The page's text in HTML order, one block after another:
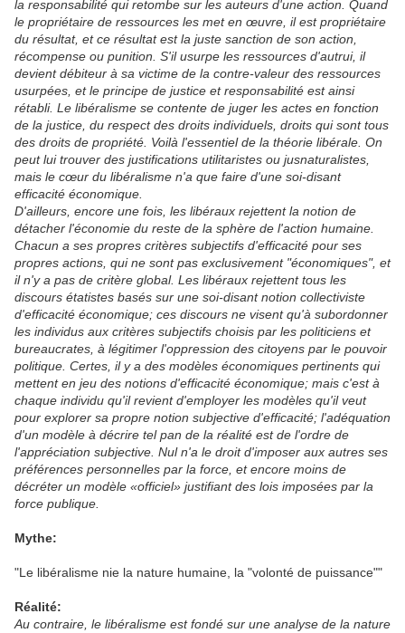
la responsabilité qui retombe sur les auteurs d'une action. Quand
le propriétaire de ressources les met en œuvre, il est propriétaire
du résultat, et ce résultat est la juste sanction de son action,
récompense ou punition. S'il usurpe les ressources d'autrui, il
devient débiteur à sa victime de la contre-valeur des ressources
usurpées, et le principe de justice et responsabilité est ainsi
rétabli. Le libéralisme se contente de juger les actes en fonction
de la justice, du respect des droits individuels, droits qui sont tous
des droits de propriété. Voilà l'essentiel de la théorie libérale. On
peut lui trouver des justifications utilitaristes ou jusnaturalistes,
mais le cœur du libéralisme n'a que faire d'une soi-disant
efficacité économique.
D'ailleurs, encore une fois, les libéraux rejettent la notion de
détacher l'économie du reste de la sphère de l'action humaine.
Chacun a ses propres critères subjectifs d'efficacité pour ses
propres actions, qui ne sont pas exclusivement "économiques", et
il n'y a pas de critère global. Les libéraux rejettent tous les
discours étatistes basés sur une soi-disant notion collectiviste
d'efficacité économique; ces discours ne visent qu'à subordonner
les individus aux critères subjectifs choisis par les politiciens et
bureaucrates, à légitimer l'oppression des citoyens par le pouvoir
politique. Certes, il y a des modèles économiques pertinents qui
mettent en jeu des notions d'efficacité économique; mais c'est à
chaque individu qu'il revient d'employer les modèles qu'il veut
pour explorer sa propre notion subjective d'efficacité; l'adéquation
d'un modèle à décrire tel pan de la réalité est de l'ordre de
l'appréciation subjective. Nul n'a le droit d'imposer aux autres ses
préférences personnelles par la force, et encore moins de
décréter un modèle
officiel
justifiant des lois imposées par la
force publique.
Mythe:
"Le libéralisme nie la nature humaine, la "volonté de puissance""
Réalité:
Au contraire, le libéralisme est fondé sur une analyse de la nature